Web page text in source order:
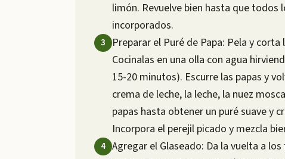
limón. Revuelve bien hasta que
incorporados.
Preparar el Puré de Papa: Pela y
Cocinalas en una olla con agua
15-20 minutos). Escurre las papas y
crema de leche, la leche, la nuez
papas hasta obtener un puré suave y
Incorpora el perejil picado y mezcla
Agregar el Glaseado: Da la vuelta a